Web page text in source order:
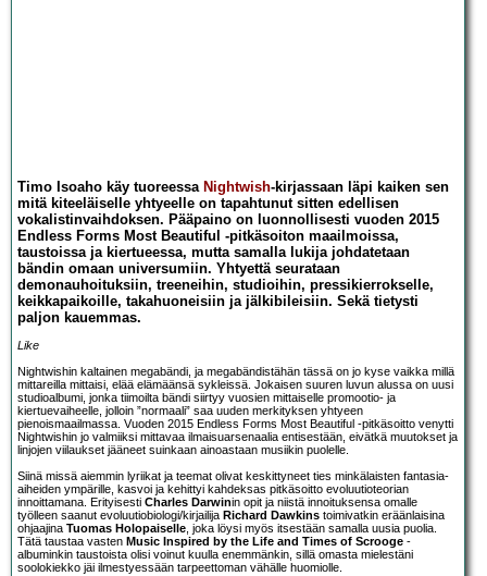
Timo Isoaho käy tuoreessa Nightwish-kirjassaan läpi kaiken sen
mitä kiteeläiselle yhtyeelle on tapahtunut sitten edellisen
vokalistinvaihdoksen. Pääpaino on luonnollisesti vuoden 2015
Endless Forms Most Beautiful -pitkäsoiton maailmoissa,
taustoissa ja kiertueessa, mutta samalla lukija johdatetaan
bändin omaan universumiin. Yhtyettä seurataan
demonauhoituksiin, treeneihin, studioihin, pressikierrokselle,
keikkapaikoille, takahuoneisiin ja jälkibileisiin. Sekä tietysti
paljon kauemmas.
Like
Nightwishin kaltainen megabändi, ja megabändistähän tässä on jo kyse vaikka millä
mittareilla mittaisi, elää elämäänsä sykleissä. Jokaisen suuren luvun alussa on uusi
studioalbumi, jonka tiimoilta bändi siirtyy vuosien mittaiselle promootio- ja
kiertuevaiheelle, jolloin ”normaali” saa uuden merkityksen yhtyeen
pienoismaailmassa. Vuoden 2015 Endless Forms Most Beautiful -pitkäsoitto venytti
Nightwishin jo valmiiksi mittavaa ilmaisuarsenaalia entisestään, eivätkä muutokset ja
linjojen viilaukset jääneet suinkaan ainoastaan musiikin puolelle.
Siinä missä aiemmin lyriikat ja teemat olivat keskittyneet ties minkälaisten fantasia-
aiheiden ympärille, kasvoi ja kehittyi kahdeksas pitkäsoitto evoluutioteorian
innoittamana. Erityisesti Charles Darwinin opit ja niistä innoituksensa omalle
työlleen saanut evoluutiobiologi/kirjailija Richard Dawkins toimivatkin eräänlaisina
ohjaajina Tuomas Holopaiselle, joka löysi myös itsestään samalla uusia puolia.
Tätä taustaa vasten Music Inspired by the Life and Times of Scrooge -
albuminkin taustoista olisi voinut kuulla enemmänkin, sillä omasta mielestäni
soolokiekko jäi ilmestyessään tarpeettoman vähälle huomiolle.